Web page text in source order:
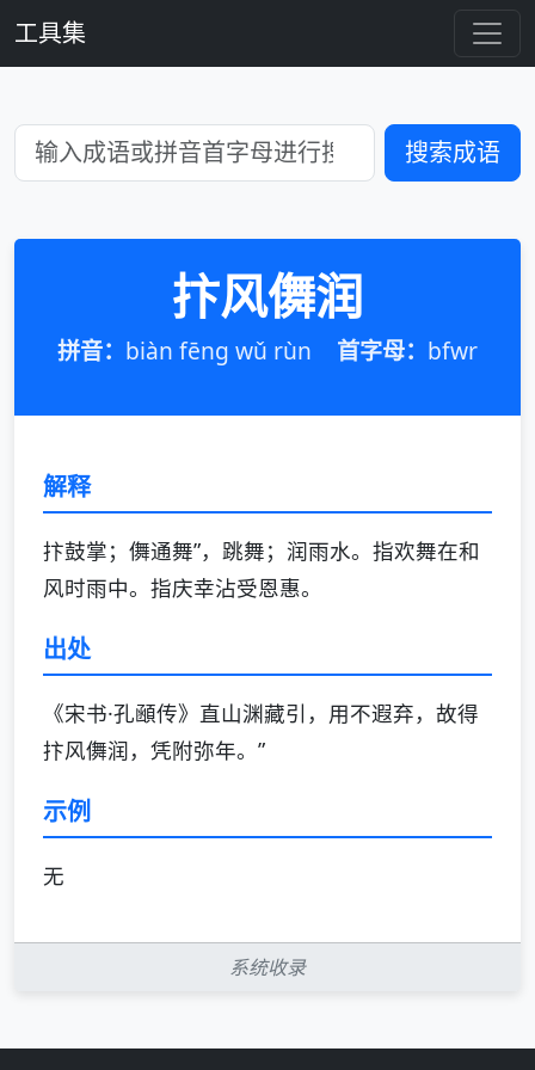
工具集
搜索成语
抃风儛润
拼音： biàn fēng wǔ rùn 首字母： bfwr
解释
抃鼓掌；儛通舞”，跳舞；润雨水。指欢舞在和
风时雨中。指庆幸沾受恩惠。
出处
《宋书·孔顄传》直山渊藏引，用不遐弃，故得
抃风儛润，凭附弥年。”
示例
无
系统收录